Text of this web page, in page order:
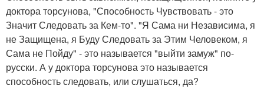
доктора торсунова, "Способность Чувствовать - это
Значит Следовать за Кем-то". "Я Сама ни Независима, я
не Защищена, я Буду Следовать за Этим Человеком, я
Сама не Пойду" - это называется "выйти замуж" по-
русски. А у доктора торсунова это называется
способность следовать, или слушаться, да?